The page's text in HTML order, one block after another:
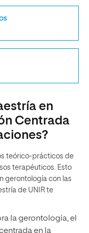
en
Centrada
teórico-prácticos de
terapéuticos. Esto
gerontología con las
de UNIR te
la gerontología, el
en la